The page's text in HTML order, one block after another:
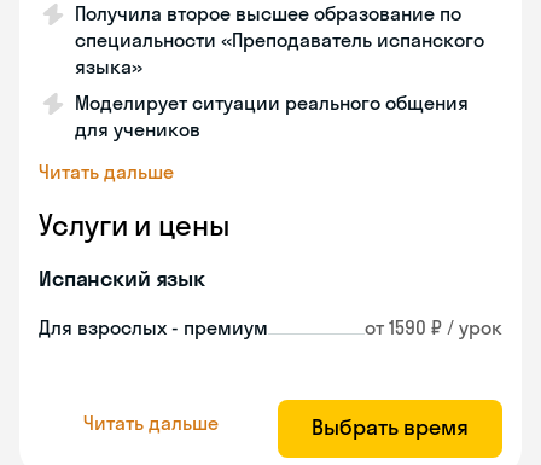
Получила второе высшее образование по
специальности «Преподаватель испанского
языка»
Моделирует ситуации реального общения
для учеников
Читать дальше
Услуги и цены
Испанский язык
Для взрослых - премиум от 1590 ₽ / урок
Читать дальше Выбрать время